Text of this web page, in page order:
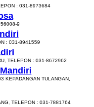
: 031-8973684
9
: 031-8941559
TELEPON : 031-8672962
KEPADANGAN TULANGAN,
TELEPON : 031-7881764